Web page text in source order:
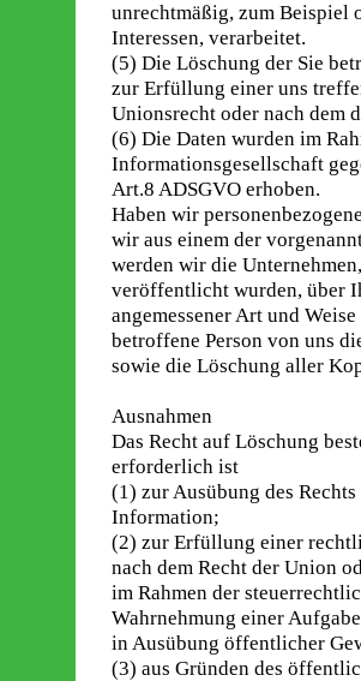
unrechtmäßig, zum Beispiel
Interessen, verarbeitet.
(5) Die Löschung der Sie
zur Erfüllung einer uns
Unionsrecht oder nach dem
(6) Die Daten wurden im
Informationsgesellschaft
Art.8 ADSGVO erhoben.
Haben wir
wir aus einem der
werden wir die
veröffentlicht wurden, über
angemessener Art und
betroffene Person von uns
sowie die Löschung aller
Ausnahmen
Das Recht auf Löschung
erforderlich ist
(1) zur Ausübung des
Information;
(2) zur Erfüllung einer
nach dem Recht der Union
im Rahmen der
Wahrnehmung einer
in Ausübung öffentlicher
(3) aus Gründen des